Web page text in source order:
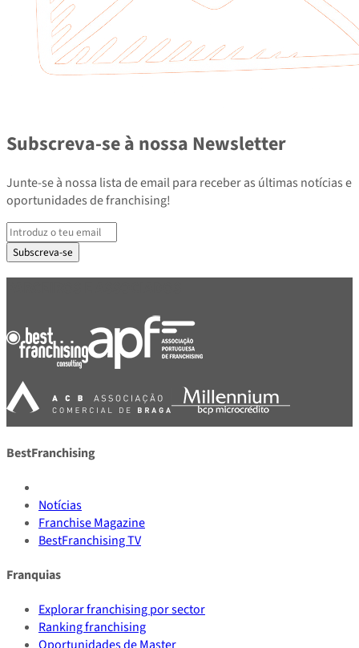
Subscreva-se à nossa Newsletter
Junte-se à nossa lista de email para receber as últimas notícias e
oportunidades de franchising!
Subscreva-se
BestFranchising
Notícias
Franchise Magazine
BestFranchising TV
Franquias
Explorar franchising por sector
Ranking franchising